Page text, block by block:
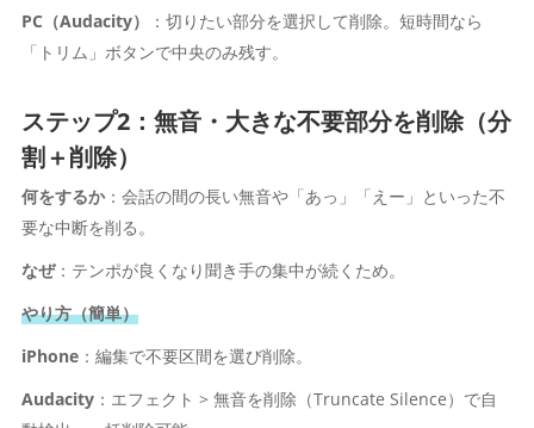
PC（Audacity）
：切りたい部分を選択して削除。短時間なら
「トリム」ボタンで中央のみ残す。
ステップ2：無音・大きな不要部分を削除（分
割＋削除）
何をするか：会話の間の長い無音や「あっ」「えー」といった不
要な中断を削る。
なぜ：テンポが良くなり聞き手の集中が続くため。
やり方（簡単）
iPhone：編集で不要区間を選び削除。
Audacity：エフェクト > 無音を削除（Truncate Silence）で自